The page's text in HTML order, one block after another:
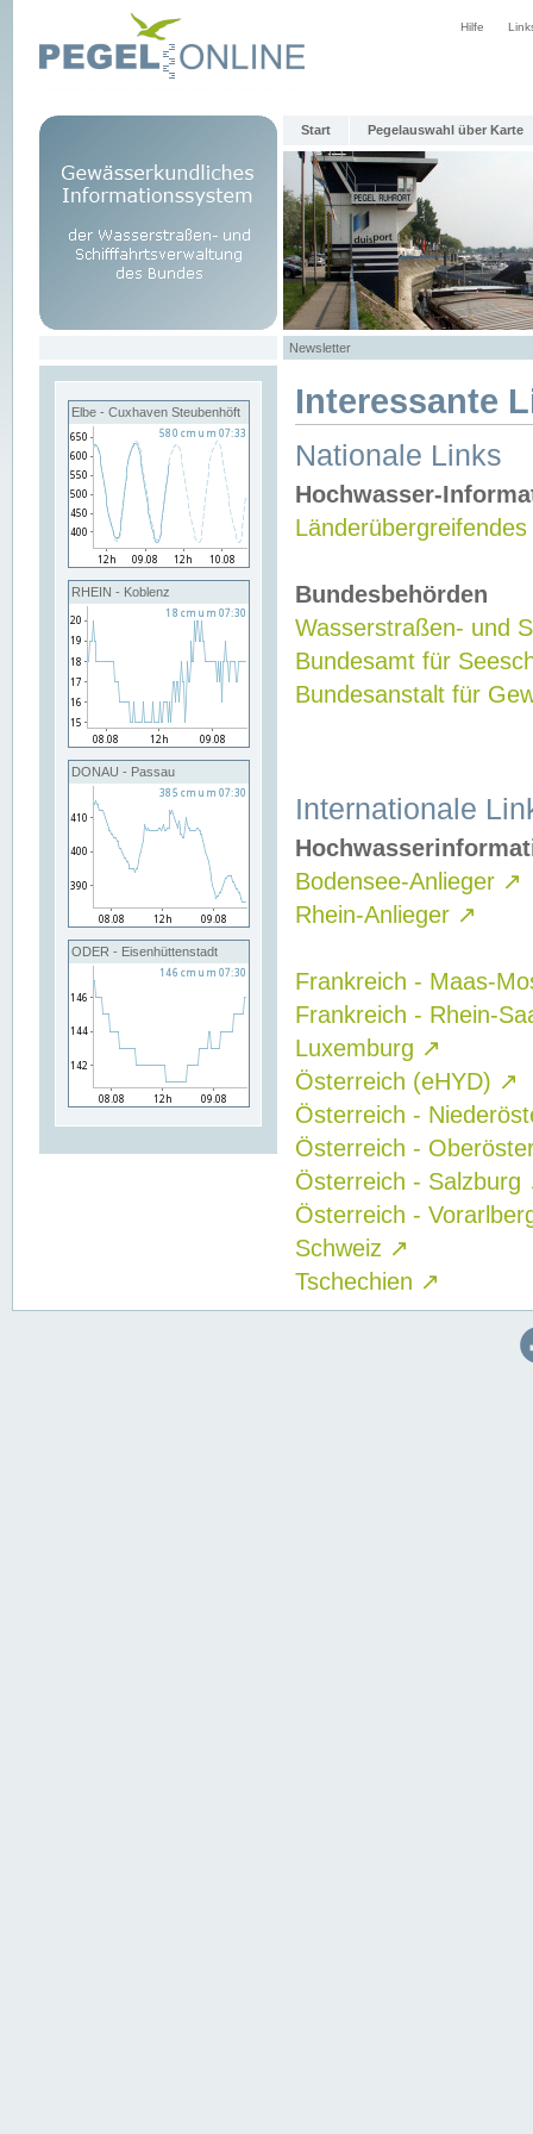
Hilfe
Start Pegelauswahl über Karte
Newsletter
Elbe - Cuxhaven Steubenhöft
RHEIN - Koblenz
DONAU - Passau
ODER - Eisenhüttenstadt
Interessante
Nationale Links
Hochwasser-
Bundesbehörden
Wasserstraßen- und
Bundesamt für
Bundesanstalt für
Internationale
Bodensee-Anlieger ↗
Rhein-Anlieger ↗
Frankreich - Maas-
Frankreich - Rhein-
Luxemburg ↗
Österreich (eHYD) ↗
Österreich -
Österreich -
Österreich - Salzburg
Österreich -
Schweiz ↗
Tschechien ↗